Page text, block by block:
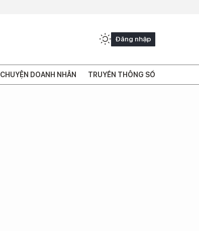
Đăng nhập
CHUYỆN DOANH NHÂN TRUYỀN THÔNG SỐ